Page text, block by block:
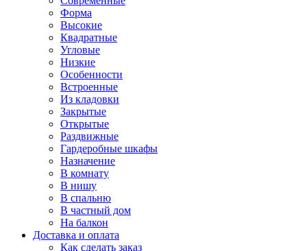
Форма
Высокие
Квадратные
Угловые
Низкие
Особенности
Встроенные
Из кладовки
Закрытые
Открытые
Раздвижные
Гардеробные шкафы
Назначение
В комнату
В нишу
В спальню
В частный дом
На балкон
Доставка и оплата
Как сделать заказ